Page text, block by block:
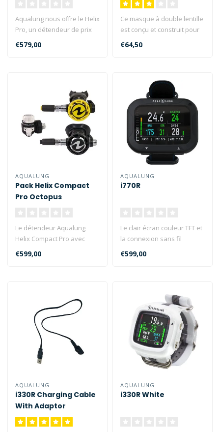
Aqualung nous offre le Helix
Pro, un détendeur de prix
moyen, qui, grâce à l'..
€579,00
Ce masque à double lentille
est conçu et construit pour
résister aux rigueurs..
€64,50
AQUALUNG
Pack Helix Compact
Pro Octopus
Le détendeur Aqualung
Helix Compact Pro avec
l'octopus Helix Compact
€599,00
AQUALUNG
i770R
Le clair écran couleur TFT et
la connexion sans fil
Bluetooth de l'Aqualung i77..
€599,00
AQUALUNG
i330R Charging Cable
With Adaptor
AQUALUNG
i330R White